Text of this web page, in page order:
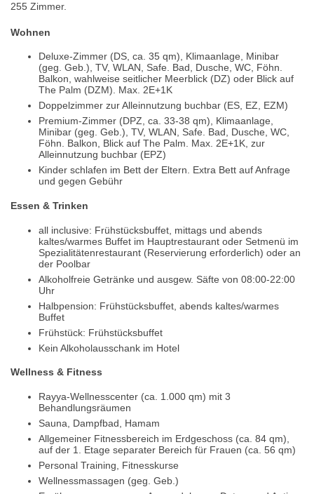
255 Zimmer.
Wohnen
Deluxe-Zimmer (DS, ca. 35 qm), Klimaanlage, Minibar
(geg. Geb.), TV, WLAN, Safe. Bad, Dusche, WC, Föhn.
Balkon, wahlweise seitlicher Meerblick (DZ) oder Blick auf
The Palm (DZM). Max. 2E+1K
Doppelzimmer zur Alleinnutzung buchbar (ES, EZ, EZM)
Premium-Zimmer (DPZ, ca. 33-38 qm), Klimaanlage,
Minibar (geg. Geb.), TV, WLAN, Safe. Bad, Dusche, WC,
Föhn. Balkon, Blick auf The Palm. Max. 2E+1K, zur
Alleinnutzung buchbar (EPZ)
Kinder schlafen im Bett der Eltern. Extra Bett auf Anfrage
und gegen Gebühr
Essen & Trinken
all inclusive: Frühstücksbuffet, mittags und abends
kaltes/warmes Buffet im Hauptrestaurant oder Setmenü im
Spezialitätenrestaurant (Reservierung erforderlich) oder an
der Poolbar
Alkoholfreie Getränke und ausgew. Säfte von 08:00-22:00
Uhr
Halbpension: Frühstücksbuffet, abends kaltes/warmes
Buffet
Frühstück: Frühstücksbuffet
Kein Alkoholausschank im Hotel
Wellness & Fitness
Rayya-Wellnesscenter (ca. 1.000 qm) mit 3
Behandlungsräumen
Sauna, Dampfbad, Hamam
Allgemeiner Fitnessbereich im Erdgeschoss (ca. 84 qm),
auf der 1. Etage separater Bereich für Frauen (ca. 56 qm)
Personal Training, Fitnesskurse
Wellnessmassagen (geg. Geb.)